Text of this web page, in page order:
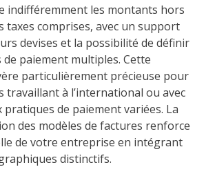
indifféremment les montants hors
taxes comprises, avec un support
devises et la possibilité de définir
de paiement multiples. Cette
particulièrement précieuse pour
travaillant à l’international ou avec
pratiques de paiement variées. La
des modèles de factures renforce
de votre entreprise en intégrant
distinctifs.